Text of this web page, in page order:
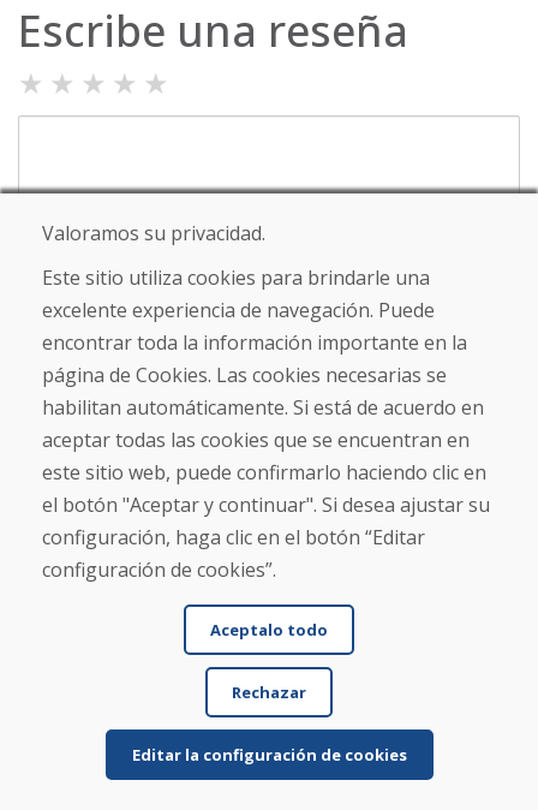
Escribe una reseña
★ ★ ★ ★ ★
Nombre y apellido
Correo electrónico
Enviar
Línea de información
+421 919 282 306
info@domivosport.es
Sobre nosotros
Valoramos su privacidad.
Este sitio utiliza cookies para brindarle una
excelente experiencia de navegación. Puede
encontrar toda la información importante en la
página de Cookies. Las cookies necesarias se
habilitan automáticamente. Si está de acuerdo en
aceptar todas las cookies que se encuentran en
este sitio web, puede confirmarlo haciendo clic en
el botón "Aceptar y continuar". Si desea ajustar su
configuración, haga clic en el botón “Editar
configuración de cookies”.
Aceptalo todo
Rechazar
Editar la configuración de cookies